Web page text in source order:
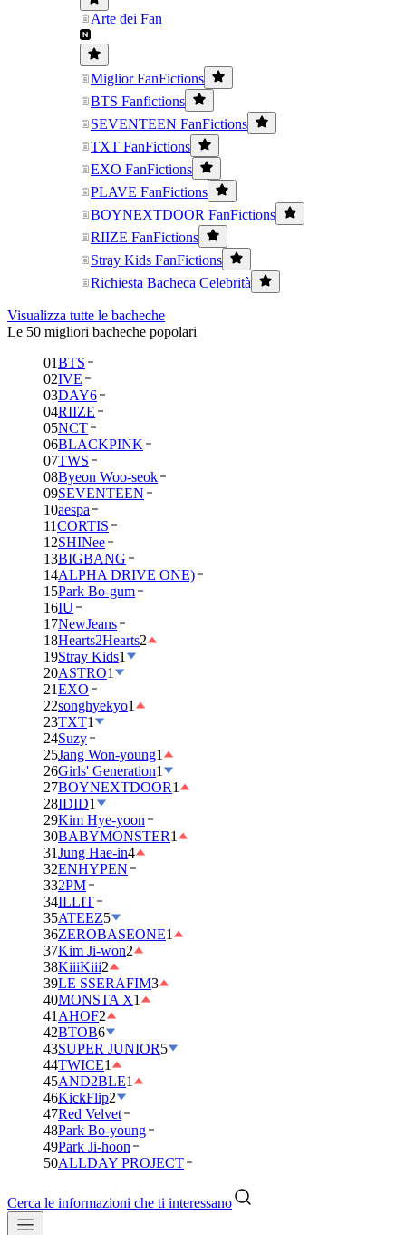
Arte dei Fan
Miglior FanFictions
BTS Fanfictions
SEVENTEEN FanFictions
TXT FanFictions
EXO FanFictions
PLAVE FanFictions
BOYNEXTDOOR FanFictions
RIIZE FanFictions
Stray Kids FanFictions
Richiesta Bacheca Celebrità
Visualizza tutte le bacheche
Le 50 migliori bacheche popolari
01BTS
02IVE
03DAY6
04RIIZE
05NCT
06BLACKPINK
07TWS
08Byeon Woo-seok
09SEVENTEEN
10aespa
11CORTIS
12SHINee
13BIGBANG
14ALPHA DRIVE ONE)
15Park Bo-gum
16IU
17NewJeans
18Hearts2Hearts2
19Stray Kids1
20ASTRO1
21EXO
22songhyekyo1
23TXT1
24Suzy
25Jang Won-young1
26Girls' Generation1
27BOYNEXTDOOR1
28IDID1
29Kim Hye-yoon
30BABYMONSTER1
31Jung Hae-in4
32ENHYPEN
332PM
34ILLIT
35ATEEZ5
36ZEROBASEONE1
37Kim Ji-won2
38KiiiKiii2
39LE SSERAFIM3
40MONSTA X1
41 AHOF2
42BTOB6
43SUPER JUNIOR5
44TWICE1
45AND2BLE1
46KickFlip2
47Red Velvet
48Park Bo-young
49Park Ji-hoon
50ALLDAY PROJECT
Cerca le informazioni che ti interessano